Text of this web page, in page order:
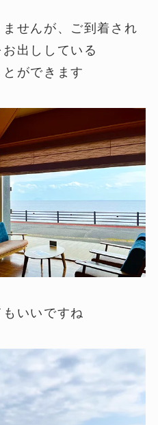
せんが、ご到着され
出ししている
ができます
いいですね